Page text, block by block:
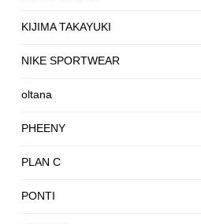
KIJIMA TAKAYUKI
NIKE SPORTWEAR
oltana
PHEENY
PLAN C
PONTI